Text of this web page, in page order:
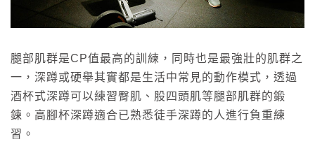
腿部肌群是CP值最高的訓練，同時也是最強壯的肌群之
一，深蹲或硬舉其實都是生活中常見的動作模式，透過
酒杯式深蹲可以練習臀肌、股四頭肌等腿部肌群的鍛
鍊。高腳杯深蹲適合已熟悉徒手深蹲的人進行負重練
習。